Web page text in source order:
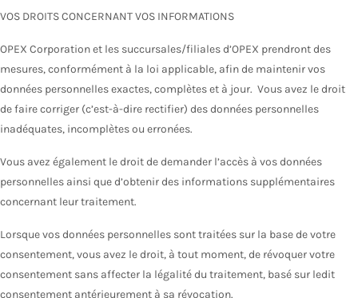
VOS DROITS CONCERNANT VOS INFORMATIONS
OPEX Corporation et les succursales/filiales d’OPEX prendront des
mesures, conformément à la loi applicable, afin de maintenir vos
données personnelles exactes, complètes et à jour. Vous avez le droit
de faire corriger (c’est-à-dire rectifier) des données personnelles
inadéquates, incomplètes ou erronées.
Vous avez également le droit de demander l’accès à vos données
personnelles ainsi que d’obtenir des informations supplémentaires
concernant leur traitement.
Lorsque vos données personnelles sont traitées sur la base de votre
consentement, vous avez le droit, à tout moment, de révoquer votre
consentement sans affecter la légalité du traitement, basé sur ledit
consentement antérieurement à sa révocation.